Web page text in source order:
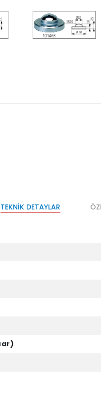
TEKNIK DETAYLAR